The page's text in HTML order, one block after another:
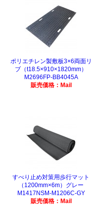
ポリエチレン製敷板3×6両面リ
ブ（t18.5×910×1820mm）
M2696FP-BB4045A
販売価格：Mail
すべり止め対策用歩行マット
（1200mm×6m）グレー
M1417NSM-M1206C-GY
販売価格：Mail